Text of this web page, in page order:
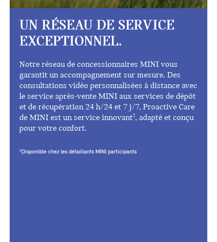
UN RÉSEAU DE SERVICE
EXCEPTIONNEL.
Notre réseau de concessionnaires MINI vous
garantit un accompagnement sur mesure. Des
consultations vidéo personnalisées à distance avec
le service après-vente MINI aux services de dépôt
et de récupération 24 h/24 et 7 j/7, Proactive Care
de MINI est un service innovant2, adapté et conçu
pour votre confort.
2 Disponible chez les détaillants MINI participants